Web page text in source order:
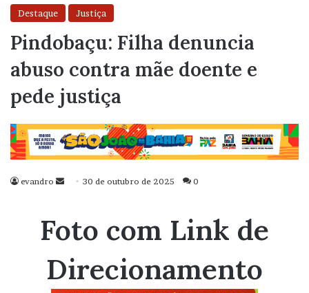
Destaque Justiça
Pindobaçu: Filha denuncia
abuso contra mãe doente e
pede justiça
evandro
Mande
mail
30 de outubro de 2025 0
Foto com Link de
Direcionamento